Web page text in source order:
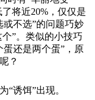
将近20%，仅仅是
不选”的问题巧妙
”。类似的小技巧
还是两个蛋”，原
？
“诱饵”出现。